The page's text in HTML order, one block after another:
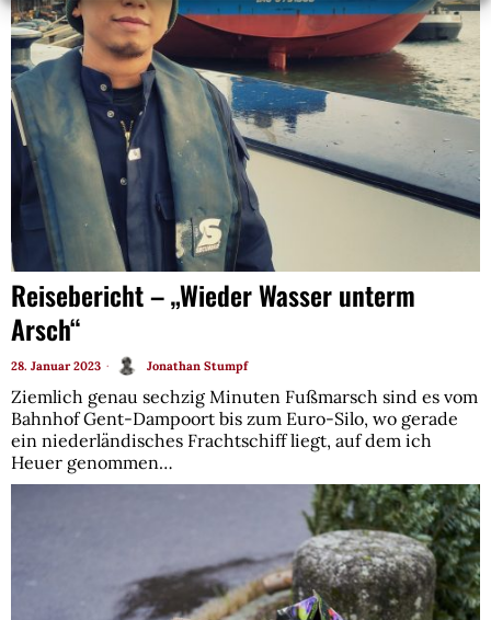
Reisebericht – „Wieder Wasser unterm
Arsch“
28. Januar 2023 Jonathan Stumpf
Ziemlich genau sechzig Minuten Fußmarsch sind es vom
Bahnhof Gent-Dampoort bis zum Euro-Silo, wo gerade
ein niederländisches Frachtschiff liegt, auf dem ich
Heuer genommen…